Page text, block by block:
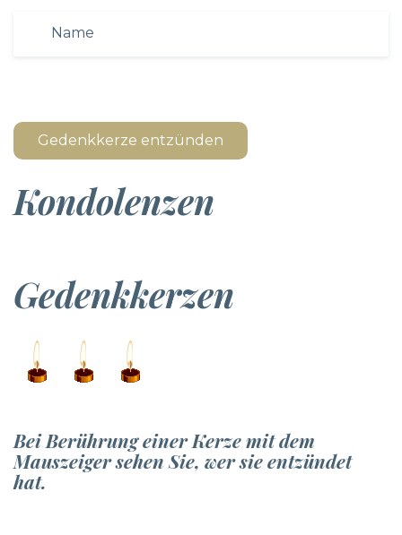
Gedenkkerze entzünden
Kondolenzen
Gedenkkerzen
Bei Berührung einer Kerze mit dem
Mauszeiger sehen Sie, wer sie entzündet
hat.